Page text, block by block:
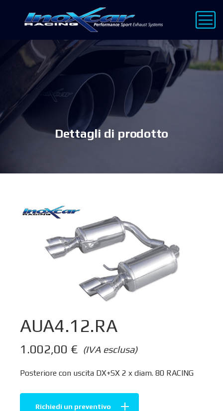
Dettagli di prodotto
AUA4.12.RA
(IVA esclusa)
1.002,00 €
Posteriore con uscita DX+SX 2 x diam. 80 RACING
Richiedi un preventivo